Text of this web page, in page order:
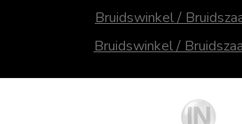
Bruidswinkel /
Bruidswinkel /